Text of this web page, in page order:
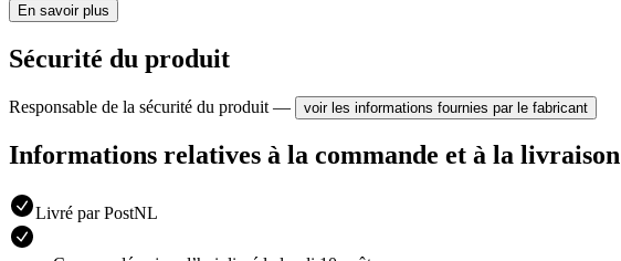
En savoir plus
Sécurité du produit
Responsable de la sécurité du produit — voir les informations fournies par le fabricant
Informations relatives à la commande et à la livraison
Livré par PostNL